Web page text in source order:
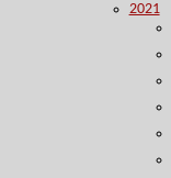
2021